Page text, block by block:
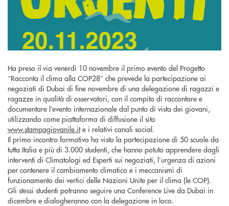
Ha preso il via venerdì 10 novembre il primo evento del Progetto
“Racconta il clima alla COP28” che prevede la partecipazione ai
negoziati di Dubai di fine novembre di una delegazione di ragazzi e
ragazze in qualità di osservatori, con il compito di raccontare e
documentare l’evento internazionale dal punto di vista dei giovani,
utilizzando come piattaforma di diffusione il sito
www.stampagiovanile.ite i relativi canali social.
Il primo incontro formativo ha visto la partecipazione di 50 scuole da
tutta Italia e più di 3.000 studenti, che hanno potuto apprendere dagli
interventi di Climatologi ed Esperti sui negoziati, l’urgenza di azioni
per contenere il cambiamento climatico e i meccanismi di
funzionamento dei vertici delle Nazioni Unite per il clima (le COP).
Gli stessi studenti potranno seguire una Conference Live da Dubai in
dicembre e dialogheranno con la delegazione in loco.